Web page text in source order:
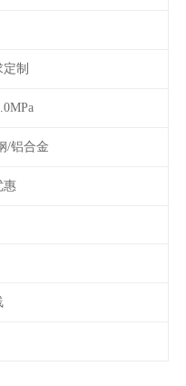
制
/铝合金
惠